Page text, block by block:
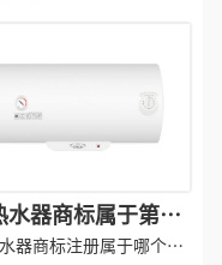
水器商标属于第几
热水器商标注册属
器商标注册属于哪个类